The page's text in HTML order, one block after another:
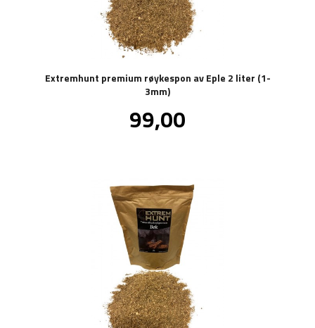
Extremhunt premium røykespon av Eple 2 liter (1-
3mm)
Pris
99,00